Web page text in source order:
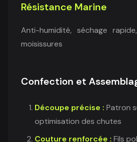
Résistance Marine
Anti-humidité, séchage
moisissures
Confection et
Découpe précise : Patron
optimisation des chutes
Couture renforcée : Fils